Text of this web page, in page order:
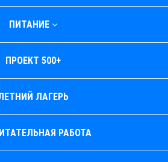
ПИТАНИЕ
ПРОЕКТ 500+
ЛАГЕРЬ
РАБОТА